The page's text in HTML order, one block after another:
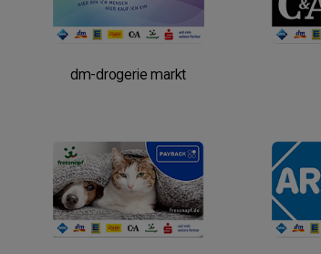
dm-drogerie markt